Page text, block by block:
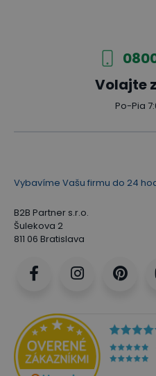
Volajte
Po-Pia
Vybavíme Vašu firmu do 24
B2B Partner s.r.o.
Šulekova 2
811 06 Bratislava